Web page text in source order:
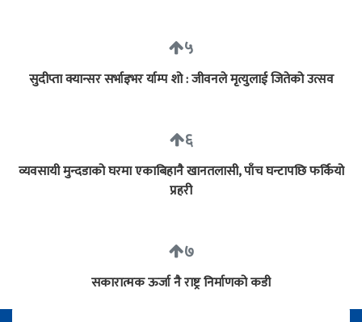
५
सुदीप्ता क्यान्सर सर्भाइभर र्याम्प शो : जीवनले मृत्युलाई जितेको उत्सव
६
व्यवसायी मुन्दडाको घरमा एकाबिहानै खानतलासी, पाँच घन्टापछि फर्कियो
प्रहरी
७
सकारात्मक ऊर्जा नै राष्ट्र निर्माणको कडी